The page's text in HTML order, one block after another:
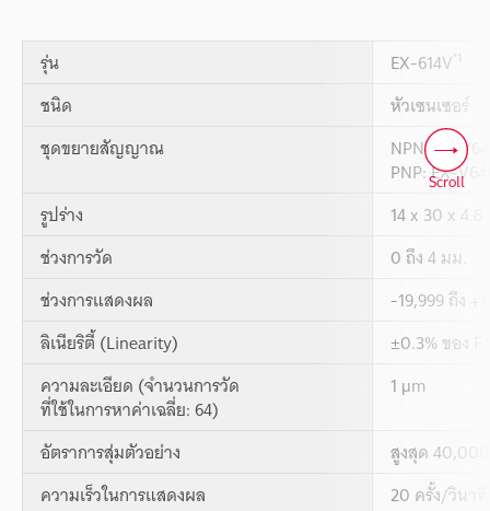
รุ่น EX-614V*1
ชนิด
หัวเซนเซอร์
ชุดขยายสัญญาณ
NPN: EX-V64
PNP: EX-
รูปร่าง
14 x 30 x
ช่วงการวัด
0 ถึง 4 มม.
ช่วงการแสดงผล
-19,999 ถึง
ลิเนียริตี้ (Linearity)
±0.3% ของ
ความละเอียด (จำนวนการวัด
ที่ใช้ในการหาค่าเฉลี่ย: 64)
1 μm
อัตราการสุ่มตัวอย่าง
สูงสุด
ความเร็วในการแสดงผล
20 ครั้ง/วินาที
Scroll